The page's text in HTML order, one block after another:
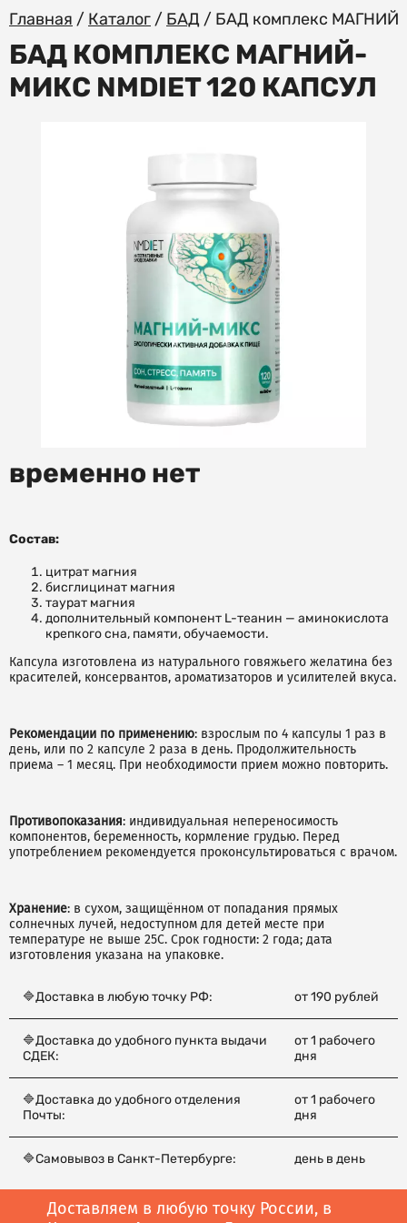
Главная / Каталог / БАД / БАД комплекс МАГНИЙ-
БАД КОМПЛЕКС МАГНИЙ-
МИКС NMDIET 120 КАПСУЛ
Состав:
цитрат магния
бисглицинат магния
таурат магния
дополнительный компонент L-теанин — аминокислота
крепкого сна, памяти, обучаемости.
Капсула изготовлена из натурального говяжьего желатина без
красителей, консервантов, ароматизаторов и усилителей вкуса.
Рекомендации по применению: взрослым по 4 капсулы 1 раз в
день, или по 2 капсуле 2 раза в день. Продолжительность
приема – 1 месяц. При необходимости прием можно повторить.
Противопоказания: индивидуальная непереносимость
компонентов, беременность, кормление грудью. Перед
употреблением рекомендуется проконсультироваться с врачом.
Хранение: в сухом, защищённом от попадания прямых
солнечных лучей, недоступном для детей месте при
температуре не выше 25С. Срок годности: 2 года; дата
изготовления указана на упаковке.
🔷Доставка в любую точку РФ: от 190 рублей
🔷Доставка до удобного пункта выдачи
СДЕК:
от 1 рабочего
дня
🔷Доставка до удобного отделения
Почты:
от 1 рабочего
дня
🔷Самовывоз в Санкт-Петербурге: день в день
временно нет
Доставляем в любую точку России, в